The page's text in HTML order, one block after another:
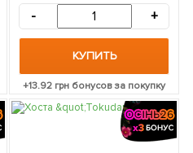
- +
КУПИТЬ
+13.92грн бонусов за покупку